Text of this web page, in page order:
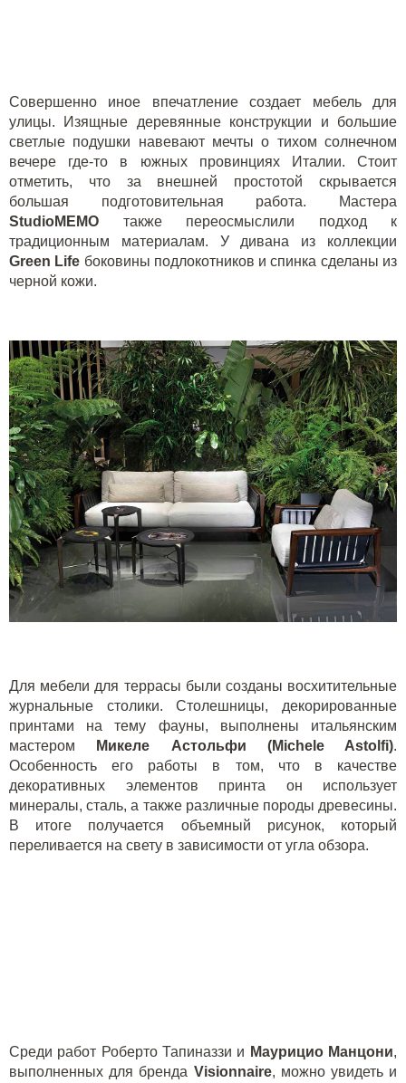
Совершенно иное впечатление создает мебель для
улицы. Изящные деревянные конструкции и большие
светлые подушки навевают мечты о тихом солнечном
вечере где-то в южных провинциях Италии. Стоит
отметить, что за внешней простотой скрывается
большая подготовительная работа. Мастера
StudioMEMO
также переосмыслили подход к
традиционным материалам. У дивана из коллекции
Green Life боковины подлокотников и спинка сделаны из
черной кожи.
Для мебели для террасы были созданы восхитительные
журнальные столики. Столешницы, декорированные
принтами на тему фауны, выполнены итальянским
мастером
Микеле Астольфи (Michele Astolfi).
Особенность его работы в том, что в качестве
декоративных элементов принта он использует
минералы, сталь, а также различные породы древесины.
В итоге получается объемный рисунок, который
переливается на свету в зависимости от угла обзора.
Среди работ Роберто Тапиназзи и Маурицио Манцони,
выполненных для бренда Visionnaire, можно увидеть и